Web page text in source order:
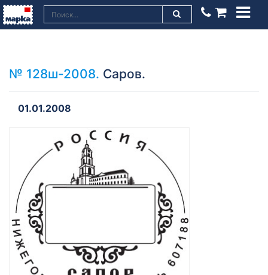
№ 128ш-2008. Саров.
01.01.2008